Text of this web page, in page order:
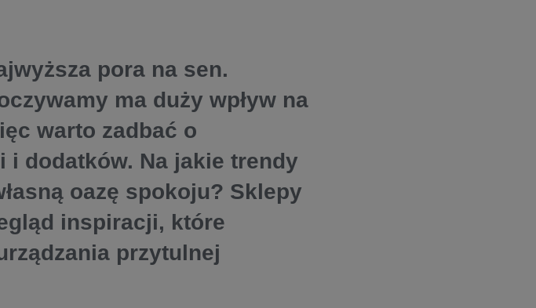
pora na sen.
ma duży wpływ na
warto zadbać o
dodatków. Na jakie trendy
oazę spokoju? Sklepy
inspiracji, które
przytulnej